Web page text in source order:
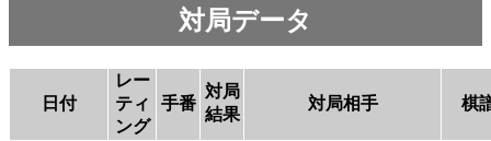
対局データ
日付
レー
ティ
ング
手番
対局
結果
対局相手 棋